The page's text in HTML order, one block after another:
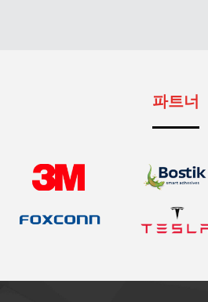
파트너